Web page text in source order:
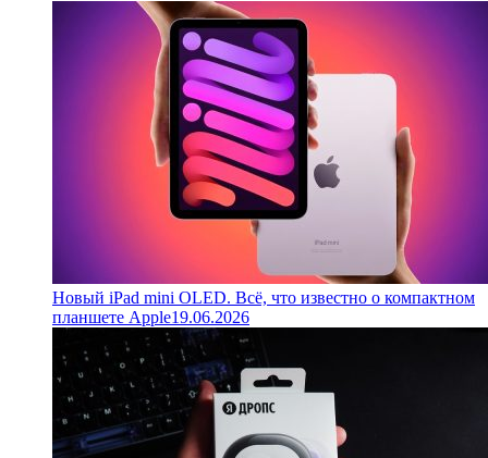
Новый iPad mini OLED. Всё, что известно о компактном
планшете Apple19.06.2026